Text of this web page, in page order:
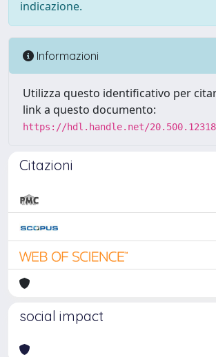
indicazione.
Informazioni
Utilizza questo identificativo per
link a questo documento:
https://hdl.handle.net/
Citazioni
social impact